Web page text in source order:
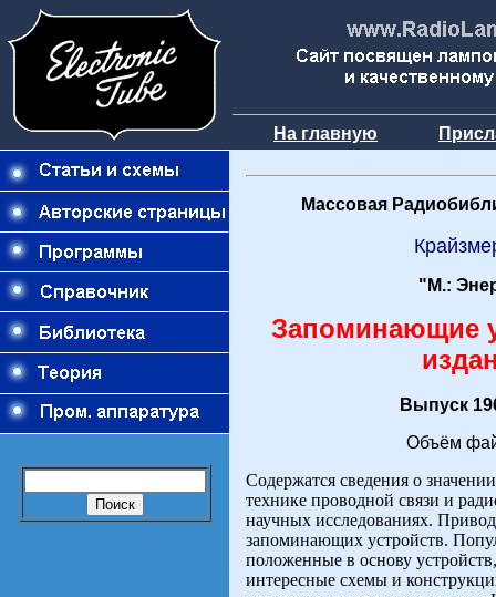
На главную
Массовая
"М.:
Запоминающие
Выпуск
Объём
Содержатся сведения о
технике проводной связи и
научных исследованиях.
запоминающих устройств.
положенные в основу
интересные схемы и